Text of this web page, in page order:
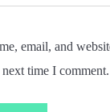
email, and
time I comment.